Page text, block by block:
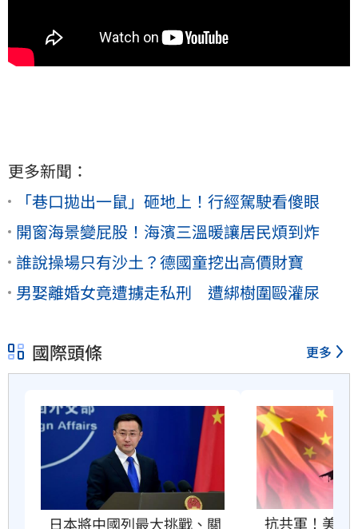
更多新聞：
「巷口拋出一鼠」砸地上！行經駕駛看傻眼
開窗海景變屁股！海濱三溫暖讓居民煩到炸
誰說操場只有沙土？德國童挖出高價財寶
男娶離婚女竟遭擄走私刑 遭綁樹圍毆灌尿
國際頭條 更多
日本將中國列最大挑戰、關 抗共軍！美國